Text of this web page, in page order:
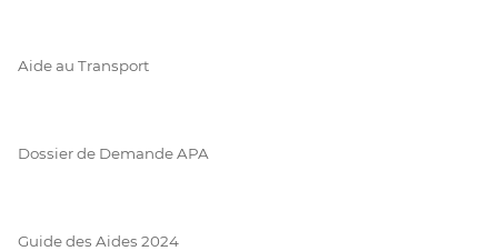
Aide au Transport
Dossier de Demande APA
Guide des Aides 2024